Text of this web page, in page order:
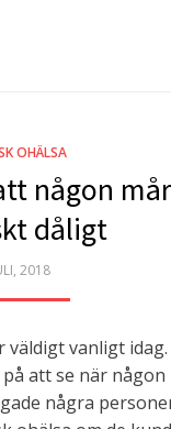
OHÄLSA
någon mår
dåligt
2018
väldigt vanligt idag.
att se när någon
några